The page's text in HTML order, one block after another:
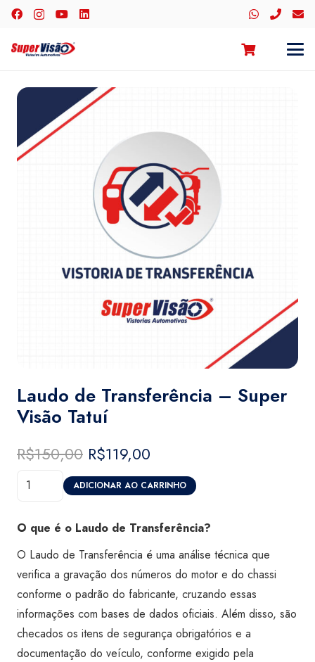
Laudo de Transferência – Super
Visão Tatuí
R$150,00 O
preço
original
R$150,00.
R$119,00
preço
atual
R$119,00.
Laudo
Transferência
Super
Visão
Tatuí
quantidade
ADICIONAR AO CARRINHO
O que é o Laudo de Transferência?
O Laudo de Transferência é uma análise técnica que
verifica a gravação dos números do motor e do chassi
conforme o padrão do fabricante, cruzando essas
informações com bases de dados oficiais. Além disso, são
checados os itens de segurança obrigatórios e a
documentação do veículo, conforme exigido pela